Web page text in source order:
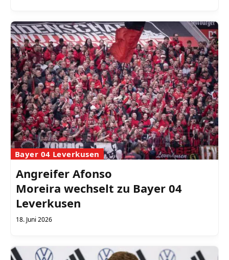
Bayer 04 Leverkusen
Angreifer Afonso
Moreira wechselt zu Bayer 04
Leverkusen
18. Juni 2026